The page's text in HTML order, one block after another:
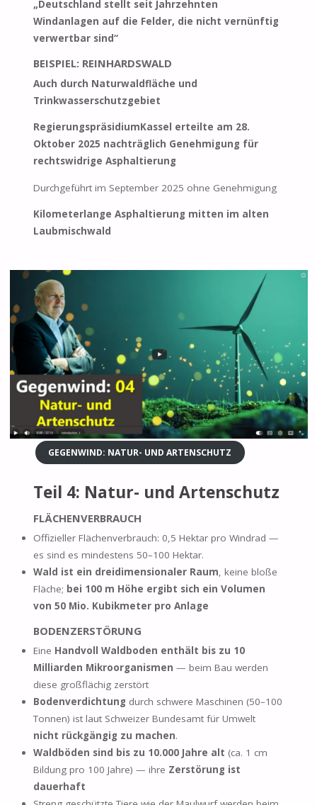
„Deutschland stellt seit Jahrzehnten
Windanlagen auf die Felder, die nicht vernünftig
verwertbar sind“
BEISPIEL: REINHARDSWALD
Auch durch Naturwaldfläche und
Trinkwasserschutzgebiet
RegierungspräsidiumKassel erteilte am 28.
Oktober 2025 nachträglich Genehmigung für
rechtswidrige Asphaltierung
Durchgeführt im September 2025 ohne Genehmigung
Kilometerlange Asphaltierung mitten im alten
Laubmischwald
GEGENWIND: NATUR- UND ARTENSCHUTZ
Teil 4: Natur- und Artenschutz
FLÄCHENVERBRAUCH
Offizieller Flächenverbrauch: 0,5 Hektar pro Windrad —
es sind es mindestens 50–100 Hektar.
Wald ist ein dreidimensionaler Raum, keine bloße
Fläche; bei 100 m Höhe ergibt sich ein Volumen
von 50 Mio. Kubikmeter pro Anlage
BODENZERSTÖRUNG
Eine Handvoll Waldboden enthält bis zu 10
Milliarden Mikroorganismen — beim Bau werden
diese großflächig zerstört
Bodenverdichtung durch schwere Maschinen (50–100
Tonnen) ist laut Schweizer Bundesamt für Umwelt
nicht rückgängig zu machen.
Waldböden sind bis zu 10.000 Jahre alt (ca. 1 cm
Bildung pro 100 Jahre) — ihre Zerstörung ist
dauerhaft